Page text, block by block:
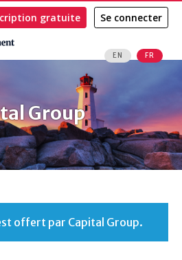
EN FR
gratuite Se connecter
Group
offert par Capital Group.